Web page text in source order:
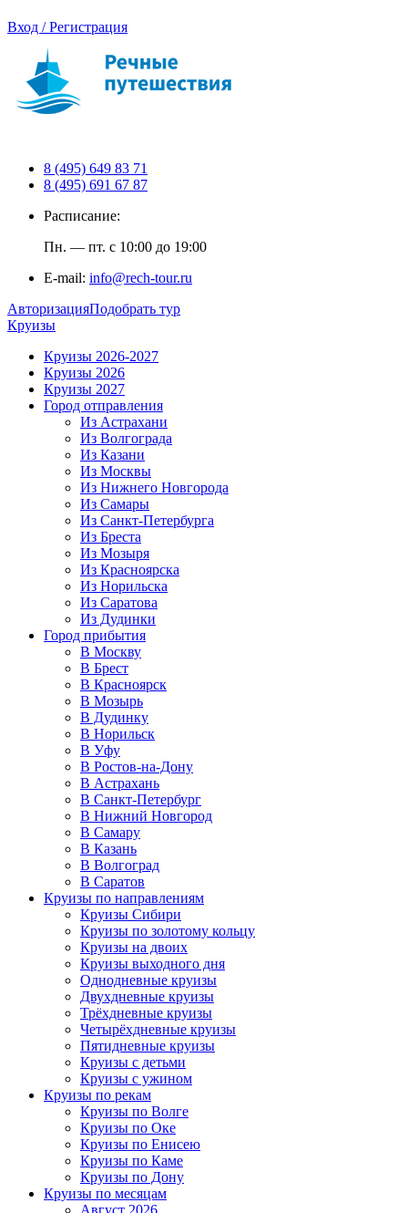
Вход / Регистрация
8 (495) 649 83 71
8 (495) 691 67 87
Расписание:
Пн. — пт. с 10:00 до 19:00
E-mail: info@rech-tour.ru
АвторизацияПодобрать тур
Круизы
Круизы 2026-2027
Круизы 2026
Круизы 2027
Город отправления
Из Астрахани
Из Волгограда
Из Казани
Из Москвы
Из Нижнего Новгорода
Из Самары
Из Санкт-Петербурга
Из Бреста
Из Мозыря
Из Красноярска
Из Норильска
Из Саратова
Из Дудинки
Город прибытия
В Москву
В Брест
В Красноярск
В Мозырь
В Дудинку
В Норильск
В Уфу
В Ростов-на-Дону
В Астрахань
В Санкт-Петербург
В Нижний Новгород
В Самару
В Казань
В Волгоград
В Саратов
Круизы по направлениям
Круизы Сибири
Круизы по золотому кольцу
Круизы на двоих
Круизы выходного дня
Однодневные круизы
Двухдневные круизы
Трёхдневные круизы
Четырёхдневные круизы
Пятидневные круизы
Круизы с детьми
Круизы с ужином
Круизы по рекам
Круизы по Волге
Круизы по Оке
Круизы по Енисею
Круизы по Каме
Круизы по Дону
Круизы по месяцам
Август 2026